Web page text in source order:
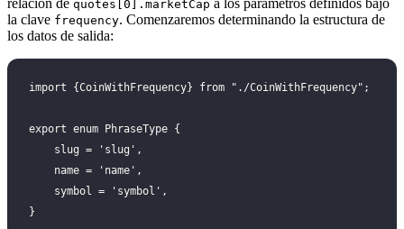
relación de quotes[0].marketCap a los parámetros definidos bajo
la clave frequency. Comenzaremos determinando la estructura de
los datos de salida:
import {CoinWithFrequency} from "./CoinWithFrequency";
export enum PhraseType {
    slug = 'slug',
    name = 'name',
    symbol = 'symbol',
}